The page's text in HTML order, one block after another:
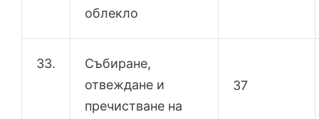
облекло
33.
Събиране,
отвеждане и
пречистване на
37